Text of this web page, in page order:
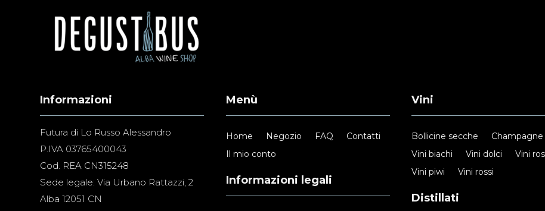
Informazioni
Futura di Lo Russo Alessandro
P.IVA 03765400043
Cod. REA CN315248
Sede legale: Via Urbano Rattazzi, 2
Alba 12051 CN
Menù
Home Negozio FAQ
Contatti
Il mio conto
Informazioni legali
Vini
Bollicine secche
Champagne
Vini biachi
Vini dolci
Vini
Vini piwi
Vini rossi
Distillati